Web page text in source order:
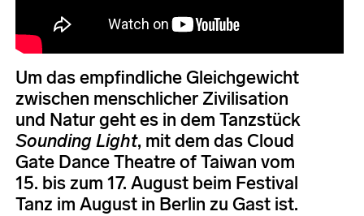
Um das empfindliche Gleichgewicht
zwischen menschlicher Zivilisation
und Natur geht es in dem Tanzstück
Sounding Light, mit dem das Cloud
Gate Dance Theatre of Taiwan vom
15. bis zum 17. August beim Festival
Tanz im August in Berlin zu Gast ist.